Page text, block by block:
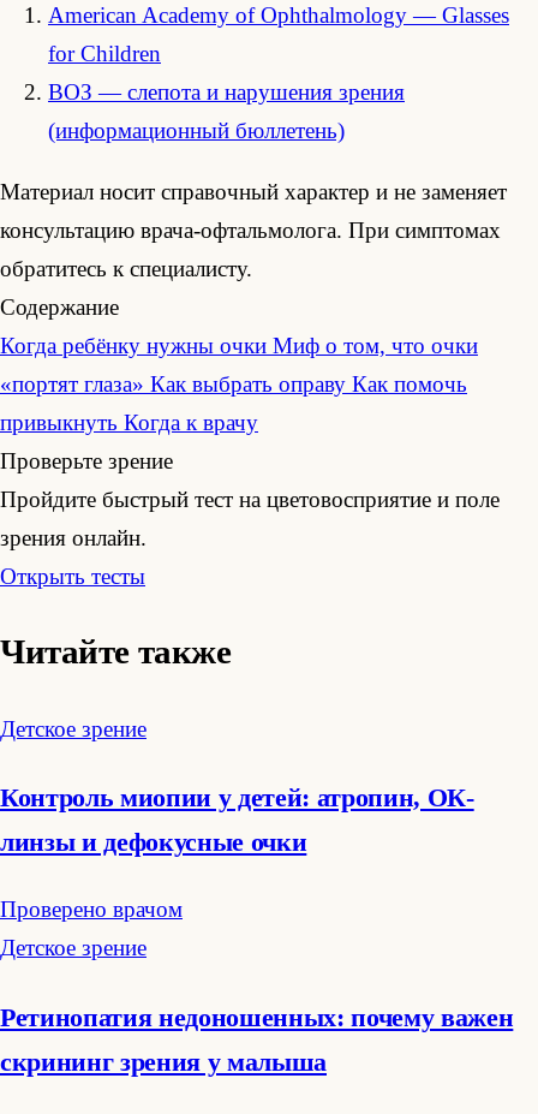
American Academy of Ophthalmology — Glasses
for Children
ВОЗ — слепота и нарушения зрения
(информационный бюллетень)
Материал носит справочный характер и не заменяет
консультацию врача-офтальмолога. При симптомах
обратитесь к специалисту.
Содержание
Когда ребёнку нужны очки Миф о том, что очки
«портят глаза» Как выбрать оправу Как помочь
привыкнуть Когда к врачу
Проверьте зрение
Пройдите быстрый тест на цветовосприятие и поле
зрения онлайн.
Открыть тесты
Читайте также
Детское зрение
Контроль миопии у детей: атропин, ОК-
линзы и дефокусные очки
Проверено врачом
Детское зрение
Ретинопатия недоношенных: почему важен
скрининг зрения у малыша